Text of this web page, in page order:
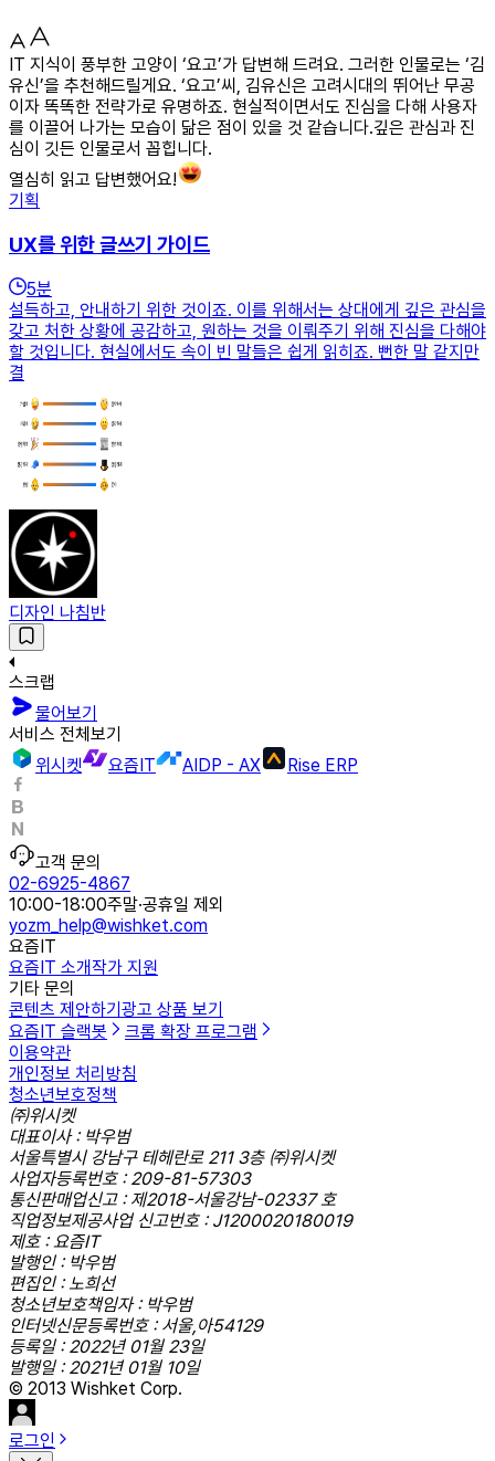
IT 지식이 풍부한 고양이 ‘요고’가 답변해 드려요. 그러한 인물로는 ‘김
유신’을 추천해드릴게요. ‘요고’씨, 김유신은 고려시대의 뛰어난 무공
이자 똑똑한 전략가로 유명하죠. 현실적이면서도 진심을 다해 사용자
를 이끌어 나가는 모습이 닮은 점이 있을 것 같습니다.깊은 관심과 진
심이 깃든 인물로서 꼽힙니다.
열심히 읽고 답변했어요!
기획
UX를 위한 글쓰기 가이드
5분
설득하고, 안내하기 위한 것이죠. 이를 위해서는 상대에게 깊은 관심을
갖고 처한 상황에 공감하고, 원하는 것을 이뤄주기 위해 진심을 다해야
할 것입니다. 현실에서도 속이 빈 말들은 쉽게 읽히죠. 뻔한 말 같지만
결
디자인 나침반
스크랩
물어보기
서비스 전체보기
위시켓
요즘IT AIDP - AX Rise ERP
고객 문의
02-6925-4867
10:00-18:00주말·공휴일 제외
yozm_help@wishket.com
요즘IT
요즘IT 소개작가 지원
기타 문의
콘텐츠 제안하기 광고 상품 보기
요즘IT 슬랙봇
크롬 확장 프로그램
이용약관
개인정보 처리방침
청소년보호정책
㈜위시켓
대표이사 : 박우범
서울특별시 강남구 테헤란로 211 3층 ㈜위시켓
사업자등록번호 : 209-81-57303
통신판매업신고 : 제2018-서울강남-02337 호
직업정보제공사업 신고번호 : J1200020180019
제호 : 요즘IT
발행인 : 박우범
편집인 : 노희선
청소년보호책임자 : 박우범
인터넷신문등록번호 : 서울,아54129
등록일 : 2022년 01월 23일
발행일 : 2021년 01월 10일
© 2013 Wishket Corp.
로그인